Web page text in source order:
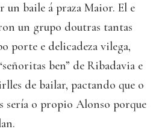
baile á praza Maior. El e
un grupo doutras tantas
porte e delicadeza vilega,
ben” de Ribadavia e
de bailar, pactando que o
sería o propio Alonso porque